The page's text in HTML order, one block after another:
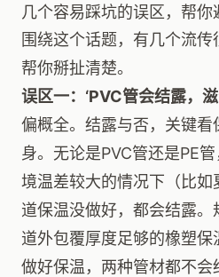
几个容易踩坑的误区，帮你
围绕这个话题，有几个流
帮你掰扯清楚。
误区一：‘PVC管会结露，
偏概全。结露与否，关键
身。无论是PVC管还是PE
境温差较大的情况下（比
道保温没做好，都会结露
道外包覆厚度足够的橡塑保
做好保温，两种管材都不会